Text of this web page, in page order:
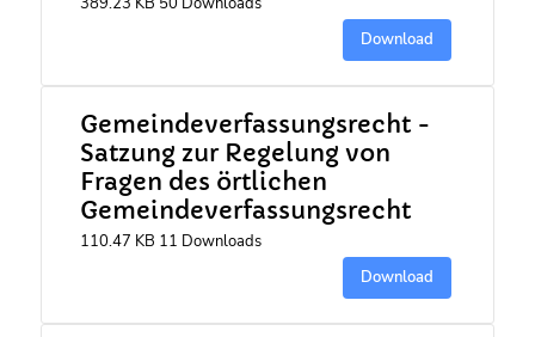
Download
Gemeindeverfassungsrecht -
Satzung zur Regelung von
Fragen des örtlichen
Gemeindeverfassungsrecht
110.47 KB 11 Downloads
Download